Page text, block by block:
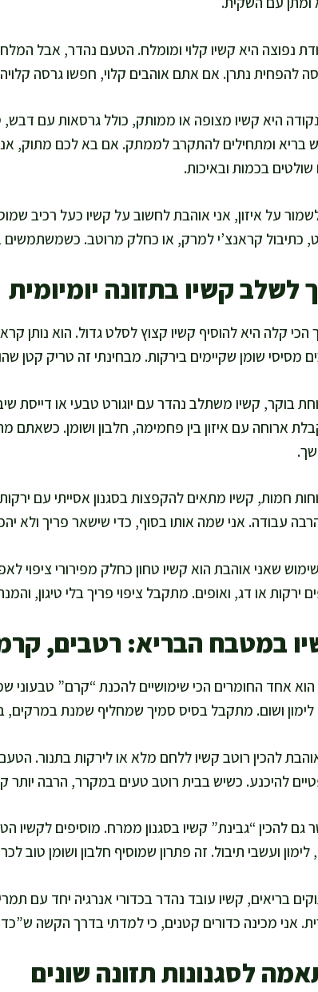
נפוצה היא קשיו קלוי ומומלח. הטעם נהדר, אבל
להפחית נתרן. אם אתם אוהבים קלוי, חפשו גרסה
היא קשיו מצופה או ממותק, כולל גרסאות עם
בריא ומתחילים להתקרב לממתק. אם בא לכם מתוק,
בכמות ובאיכות.
על איזון, אני אוהבת לחשוב על קשיו כעל רכיב
כתיבול קראנצ’י למרק, או כחלק מרוטב. כשמשתמשים
לשלב קשיו בתזונה יומיומית
הכי קלה היא להוסיף קשיו קצוץ לסלט גדול. הוא נותן
מסיסי שומן שקיימים בירקות. מבחינתי זה טריק קטן
בוקר, קשיו משתלב נהדר עם יוגורט טבעי או דייסת
ארוחה עם איזון בין פחמימה, חלבון ושומן. כשאתם
חמות, קשיו מתאים להקפצות בסגנון אסייתי עם
עבודה. אני שמה אותו בסוף, כדי שישאר פריך ולא
שאני אוהבת הוא קשיו טחון כחלק מפירורי ציפוי
ירקות או דג, ואופים. מתקבל ציפוי פריך בלי טיגון,
במטבח הבריא: רטבים,
הוא אחד החומרים הכי שימושיים להכנת “קרם” טבעוני
ושום. מתקבל בסיס סמיך שמחליף שמנת במרקים,
להכין רוטב קשיו ללחם מלא או לירקות בתנור.
להיכנע. כשיש בבית רוטב טעים במקרר, הרבה יותר
גם להכין “גבינת” קשיו בסגנון ממרח. מוסיפים
ועשבי תיבול. זה פתרון שמוסיף חלבון ושומן טוב
בריאים, קשיו עובד נהדר בכדורי אנרגיה יחד עם
אני מכינה כדורים קטנים, כי למדתי בדרך הקשה
לסגנונות תזונה שונים